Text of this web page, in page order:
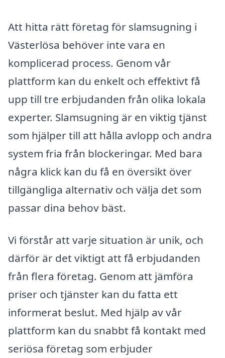
Att hitta rätt företag för slamsugning i
Västerlösa behöver inte vara en
komplicerad process. Genom vår
plattform kan du enkelt och effektivt få
upp till tre erbjudanden från olika lokala
experter. Slamsugning är en viktig tjänst
som hjälper till att hålla avlopp och andra
system fria från blockeringar. Med bara
några klick kan du få en översikt över
tillgängliga alternativ och välja det som
passar dina behov bäst.
Vi förstår att varje situation är unik, och
därför är det viktigt att få erbjudanden
från flera företag. Genom att jämföra
priser och tjänster kan du fatta ett
informerat beslut. Med hjälp av vår
plattform kan du snabbt få kontakt med
seriösa företag som erbjuder